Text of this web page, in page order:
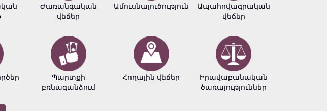
Ժառանգական
վեճեր
Պարտքի
բռնագանձում
Ամուսնալուծություն
Հողային վեճեր
Ապահովագրական
վեճեր
Իրավաբանական
ծառայություններ